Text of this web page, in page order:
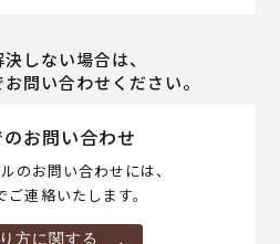
しない場合は、
問い合わせください。
お問い合わせ
のお問い合わせには、
連絡いたします。
方に関する